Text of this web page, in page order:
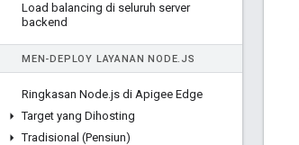
Load balancing di seluruh server
backend
MEN-DEPLOY LAYANAN NODE. JS
Ringkasan Node.js di Apigee Edge
Target yang Dihosting
Tradisional (Pensiun)